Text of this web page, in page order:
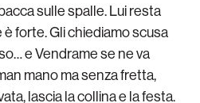
sulle spalle. Lui resta
forte. Gli chiediamo scusa
e Vendrame se ne va
mano ma senza fretta,
lascia la collina e la festa.